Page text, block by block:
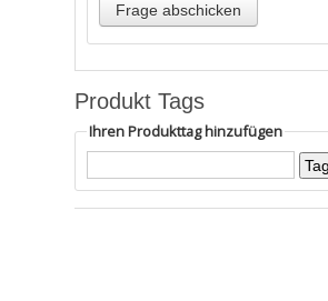
Produkt Tags
Ihren Produkttag hinzufügen